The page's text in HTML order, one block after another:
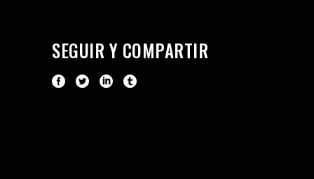
SEGUIR Y COMPARTIR